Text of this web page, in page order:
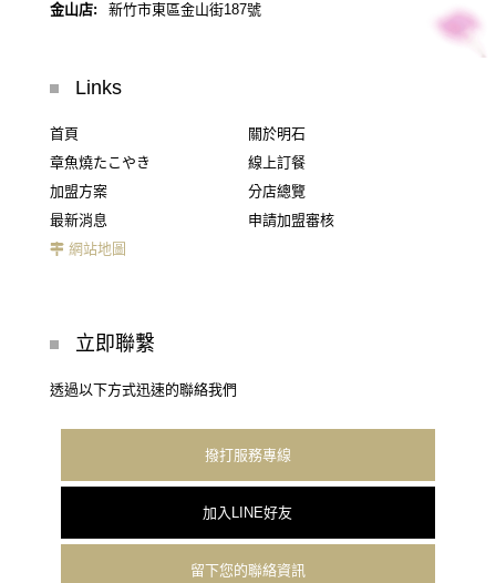
金山店:
新竹市東區金山街187號
Links
首頁
關於明石
章魚燒たこやき
線上訂餐
加盟方案
分店總覽
最新消息
申請加盟審核
網站地圖
立即聯繫
透過以下方式迅速的聯絡我們
撥打服務專線
加入LINE好友
留下您的聯絡資訊